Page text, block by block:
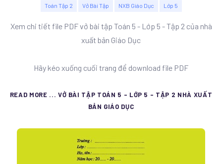
Toán Tập 2 Vở Bài Tập NXB Giáo Dục Lớp 5
Xem chi tiết file PDF vở bài tập Toán 5 - Lớp 5 - Tập 2 của nhà
xuất bản Giáo Dục
Hãy kéo xuống cuối trang để download file PDF
READ MORE ... VỞ BÀI TẬP TOÁN 5 - LỚP 5 - TẬP 2 NHÀ XUẤT
BẢN GIÁO DỤC